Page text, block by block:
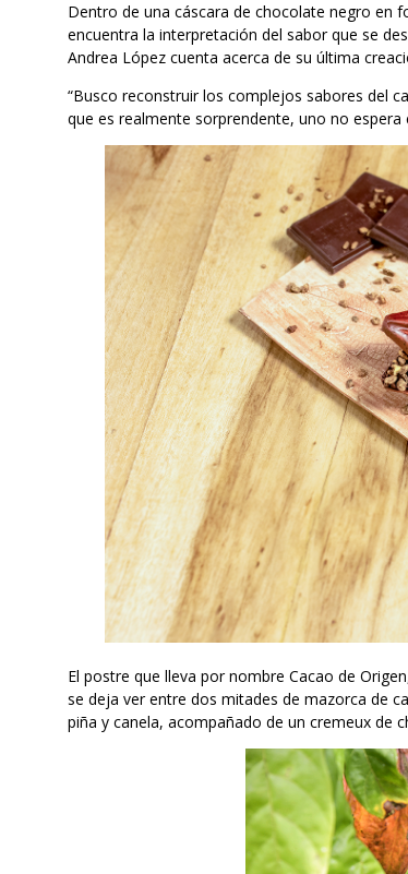
Dentro de una cáscara de chocolate negro en
encuentra la interpretación del sabor que se
Andrea López cuenta acerca de su última
“Busco reconstruir los complejos sabores del
que es realmente sorprendente, uno no
El postre que lleva por nombre Cacao de
se deja ver entre dos mitades de mazorca de
piña y canela, acompañado de un cremeux de